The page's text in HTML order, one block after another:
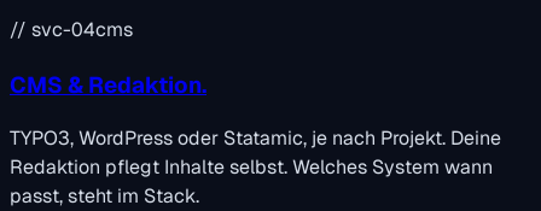
// svc-04cms
CMS & Redaktion.
TYPO3, WordPress oder Statamic, je nach Projekt. Deine
Redaktion pflegt Inhalte selbst. Welches System wann
passt, steht im Stack.